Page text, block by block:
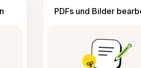
PDFs und Bilder